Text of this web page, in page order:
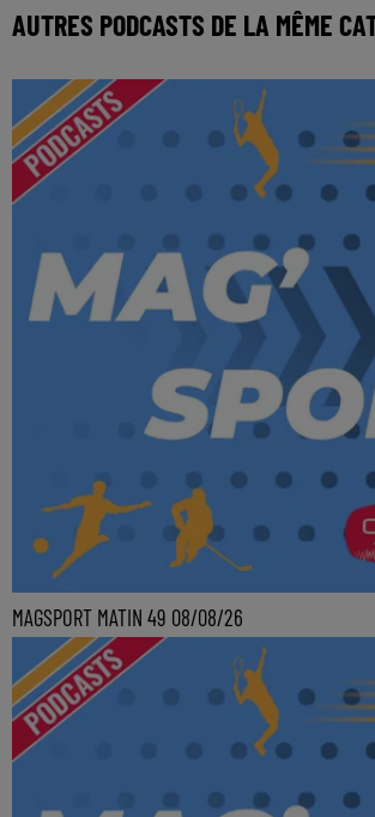
AUTRES PODCASTS DE LA MÊME
MAGSPORT MATIN 49 08/08/26